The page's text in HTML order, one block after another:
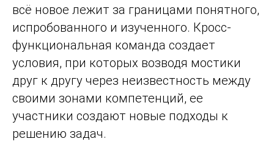
всё новое лежит за границами понятного,
испробованного и изученного. Кросс-
функциональная команда создает
условия, при которых возводя мостики
друг к другу через неизвестность между
своими зонами компетенций, ее
участники создают новые подходы к
решению задач.